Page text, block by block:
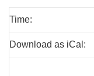
Time:
Download as iCal: